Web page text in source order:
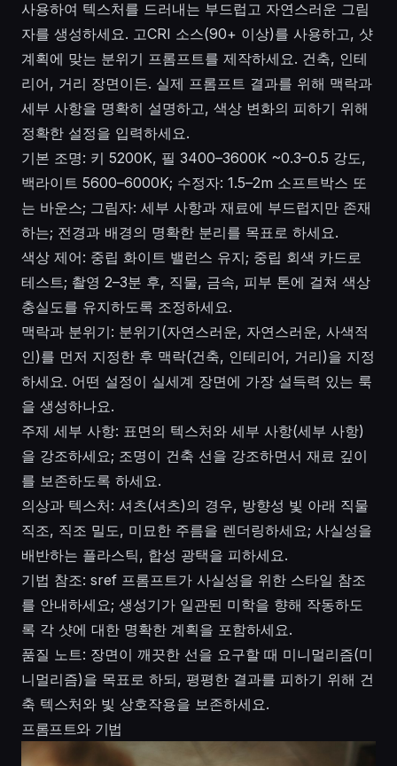
사용하여 텍스처를 드러내는 부드럽고 자연스러운 그림
자를 생성하세요. 고CRI 소스(90+ 이상)를 사용하고, 샷
계획에 맞는 분위기 프롬프트를 제작하세요. 건축, 인테
리어, 거리 장면이든. 실제 프롬프트 결과를 위해 맥락과
세부 사항을 명확히 설명하고, 색상 변화의 피하기 위해
정확한 설정을 입력하세요.
기본 조명: 키 5200K, 필 3400–3600K ~0.3–0.5 강도,
백라이트 5600–6000K; 수정자: 1.5–2m 소프트박스 또
는 바운스; 그림자: 세부 사항과 재료에 부드럽지만 존재
하는; 전경과 배경의 명확한 분리를 목표로 하세요.
색상 제어: 중립 화이트 밸런스 유지; 중립 회색 카드로
테스트; 촬영 2–3분 후, 직물, 금속, 피부 톤에 걸쳐 색상
충실도를 유지하도록 조정하세요.
맥락과 분위기: 분위기(자연스러운, 자연스러운, 사색적
인)를 먼저 지정한 후 맥락(건축, 인테리어, 거리)을 지정
하세요. 어떤 설정이 실세계 장면에 가장 설득력 있는 룩
을 생성하나요.
주제 세부 사항: 표면의 텍스처와 세부 사항(세부 사항)
을 강조하세요; 조명이 건축 선을 강조하면서 재료 깊이
를 보존하도록 하세요.
의상과 텍스처: 셔츠(셔츠)의 경우, 방향성 빛 아래 직물
직조, 직조 밀도, 미묘한 주름을 렌더링하세요; 사실성을
배반하는 플라스틱, 합성 광택을 피하세요.
기법 참조: sref 프롬프트가 사실성을 위한 스타일 참조
를 안내하세요; 생성기가 일관된 미학을 향해 작동하도
록 각 샷에 대한 명확한 계획을 포함하세요.
품질 노트: 장면이 깨끗한 선을 요구할 때 미니멀리즘(미
니멀리즘)을 목표로 하되, 평평한 결과를 피하기 위해 건
축 텍스처와 빛 상호작용을 보존하세요.
프롬프트와 기법